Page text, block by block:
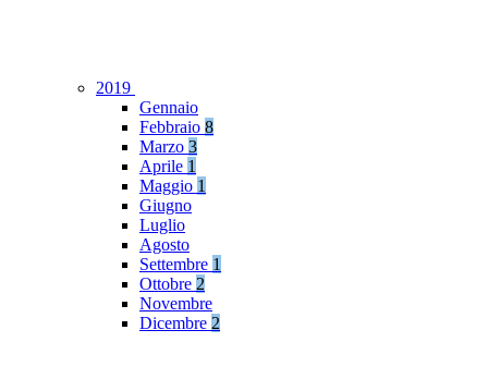
2019
Gennaio
Febbraio 8
Marzo 3
Aprile 1
Maggio 1
Giugno
Luglio
Agosto
Settembre 1
Ottobre 2
Novembre
Dicembre 2